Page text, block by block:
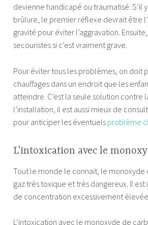
devienne handicapé ou traumatisé. S’il
brûlure, le premier réflexe devrait être
gravité pour éviter l’aggravation.
secouristes si c’est vraiment grave.
Pour éviter tous les problèmes, on doit
chauffages dans un endroit que les
atteindre. C’est la seule solution contre
l’installation, il est aussi mieux de
pour anticiper les éventuels problème
L’intoxication avec le
Tout le monde le connait, le monoxyde
gaz très toxique et très dangereux. Il est
de concentration excessivement élevée.
L’intoxication avec le monoxyde de